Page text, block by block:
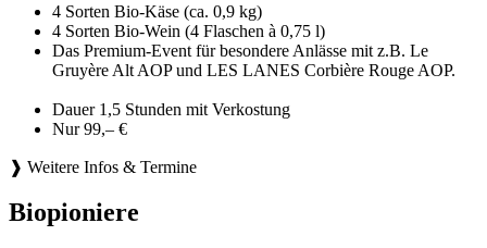
4 Sorten Bio-Käse (ca. 0,9 kg)
4 Sorten Bio-Wein (4 Flaschen à 0,75 l)
Das Premium-Event für besondere Anlässe mit z.B. Le
Gruyère Alt AOP und LES LANES Corbière Rouge AOP.
Dauer 1,5 Stunden mit Verkostung
Nur 99,– €
❱ Weitere Infos & Termine
Biopioniere